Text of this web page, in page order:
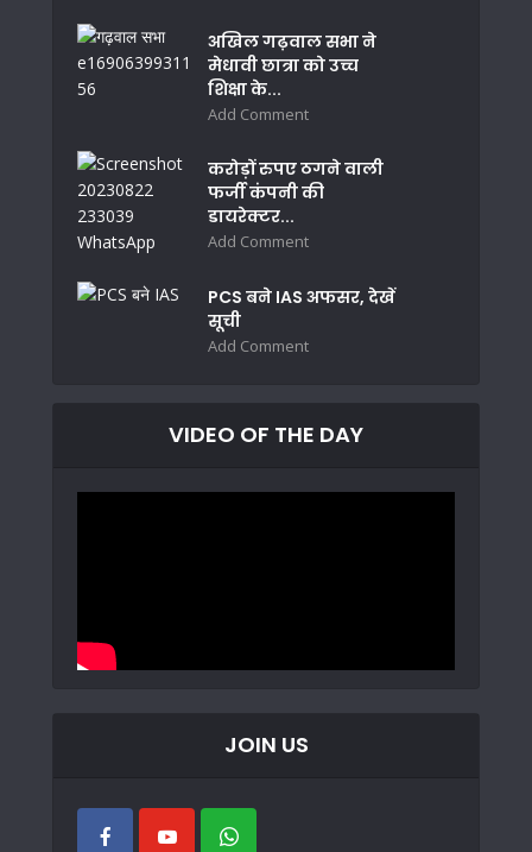
अखिल गढ़वाल सभा ने
मेधावी छात्रा को उच्च
शिक्षा के...
Add Comment
करोड़ों रुपए ठगने वाली
फर्जी कंपनी की
डायरेक्टर...
Add Comment
PCS बने IAS अफसर, देखें
सूची
Add Comment
VIDEO OF THE DAY
JOIN US